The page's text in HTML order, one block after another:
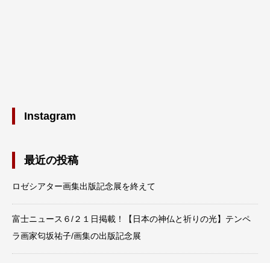
Instagram
最近の投稿
ロゼシアター画集出版記念展を終えて
富士ニュース６/２１日掲載！【日本の神仏と祈りの光】テンペ
ラ画家匂坂祐子/画集の出版記念展